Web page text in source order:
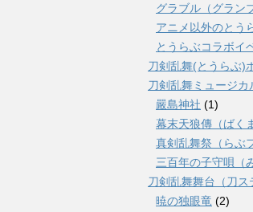
グラブル（グラン
アニメ以外のとう
とうらぶコラボイ
刀剣乱舞(とうらぶ)
刀剣乱舞ミュージカ
嚴島神社 (1)
幕末天狼傳（ばく
真剣乱舞祭（らぶ
三百年の子守唄（
刀剣乱舞舞台（刀ス
暁の独眼竜 (2)